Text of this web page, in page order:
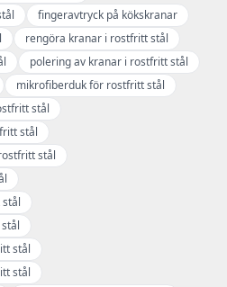
fingeravtryck på kökskranar
rengöra kranar i rostfritt stål
polering av kranar i rostfritt stål
mikrofiberduk för rostfritt stål
stål
stål
stål
stål
stål